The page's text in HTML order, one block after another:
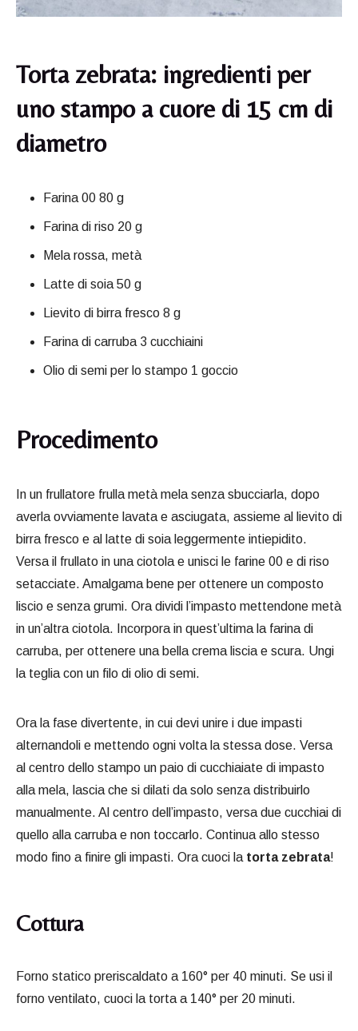
Torta zebrata: ingredienti per
uno stampo a cuore di 15 cm di
diametro
Farina 00 80 g
Farina di riso 20 g
Mela rossa, metà
Latte di soia 50 g
Lievito di birra fresco 8 g
Farina di carruba 3 cucchiaini
Olio di semi per lo stampo 1 goccio
Procedimento
In un frullatore frulla metà mela senza sbucciarla, dopo
averla ovviamente lavata e asciugata, assieme al lievito di
birra fresco e al latte di soia leggermente intiepidito.
Versa il frullato in una ciotola e unisci le farine 00 e di riso
setacciate. Amalgama bene per ottenere un composto
liscio e senza grumi. Ora dividi l’impasto mettendone metà
in un’altra ciotola. Incorpora in quest’ultima la farina di
carruba, per ottenere una bella crema liscia e scura. Ungi
la teglia con un filo di olio di semi.
Ora la fase divertente, in cui devi unire i due impasti
alternandoli e mettendo ogni volta la stessa dose. Versa
al centro dello stampo un paio di cucchiaiate di impasto
alla mela, lascia che si dilati da solo senza distribuirlo
manualmente. Al centro dell’impasto, versa due cucchiai di
quello alla carruba e non toccarlo. Continua allo stesso
modo fino a finire gli impasti. Ora cuoci la torta zebrata!
Cottura
Forno statico preriscaldato a 160° per 40 minuti. Se usi il
forno ventilato, cuoci la torta a 140° per 20 minuti.